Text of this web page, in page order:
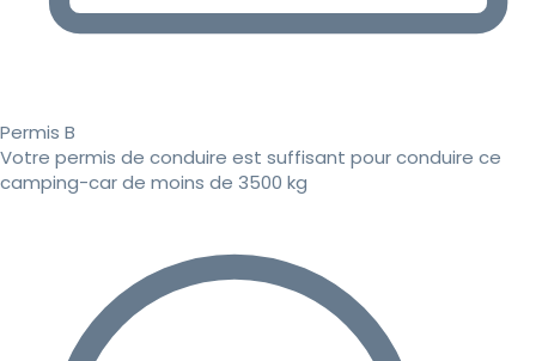
Permis B
Votre permis de conduire est suffisant pour conduire ce
camping-car de moins de 3500 kg